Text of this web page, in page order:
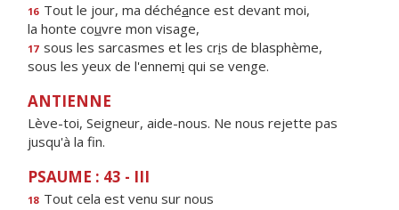
16 Tout le jour, ma déchéance est devant moi,
la honte couvre mon visage,
17 sous les sarcasmes et les cris de blasphème,
sous les yeux de l'ennemi qui se venge.
ANTIENNE
Lève-toi, Seigneur, aide-nous. Ne nous rejette pas
jusqu'à la fin.
PSAUME : 43 - III
18 Tout cela est venu sur nous